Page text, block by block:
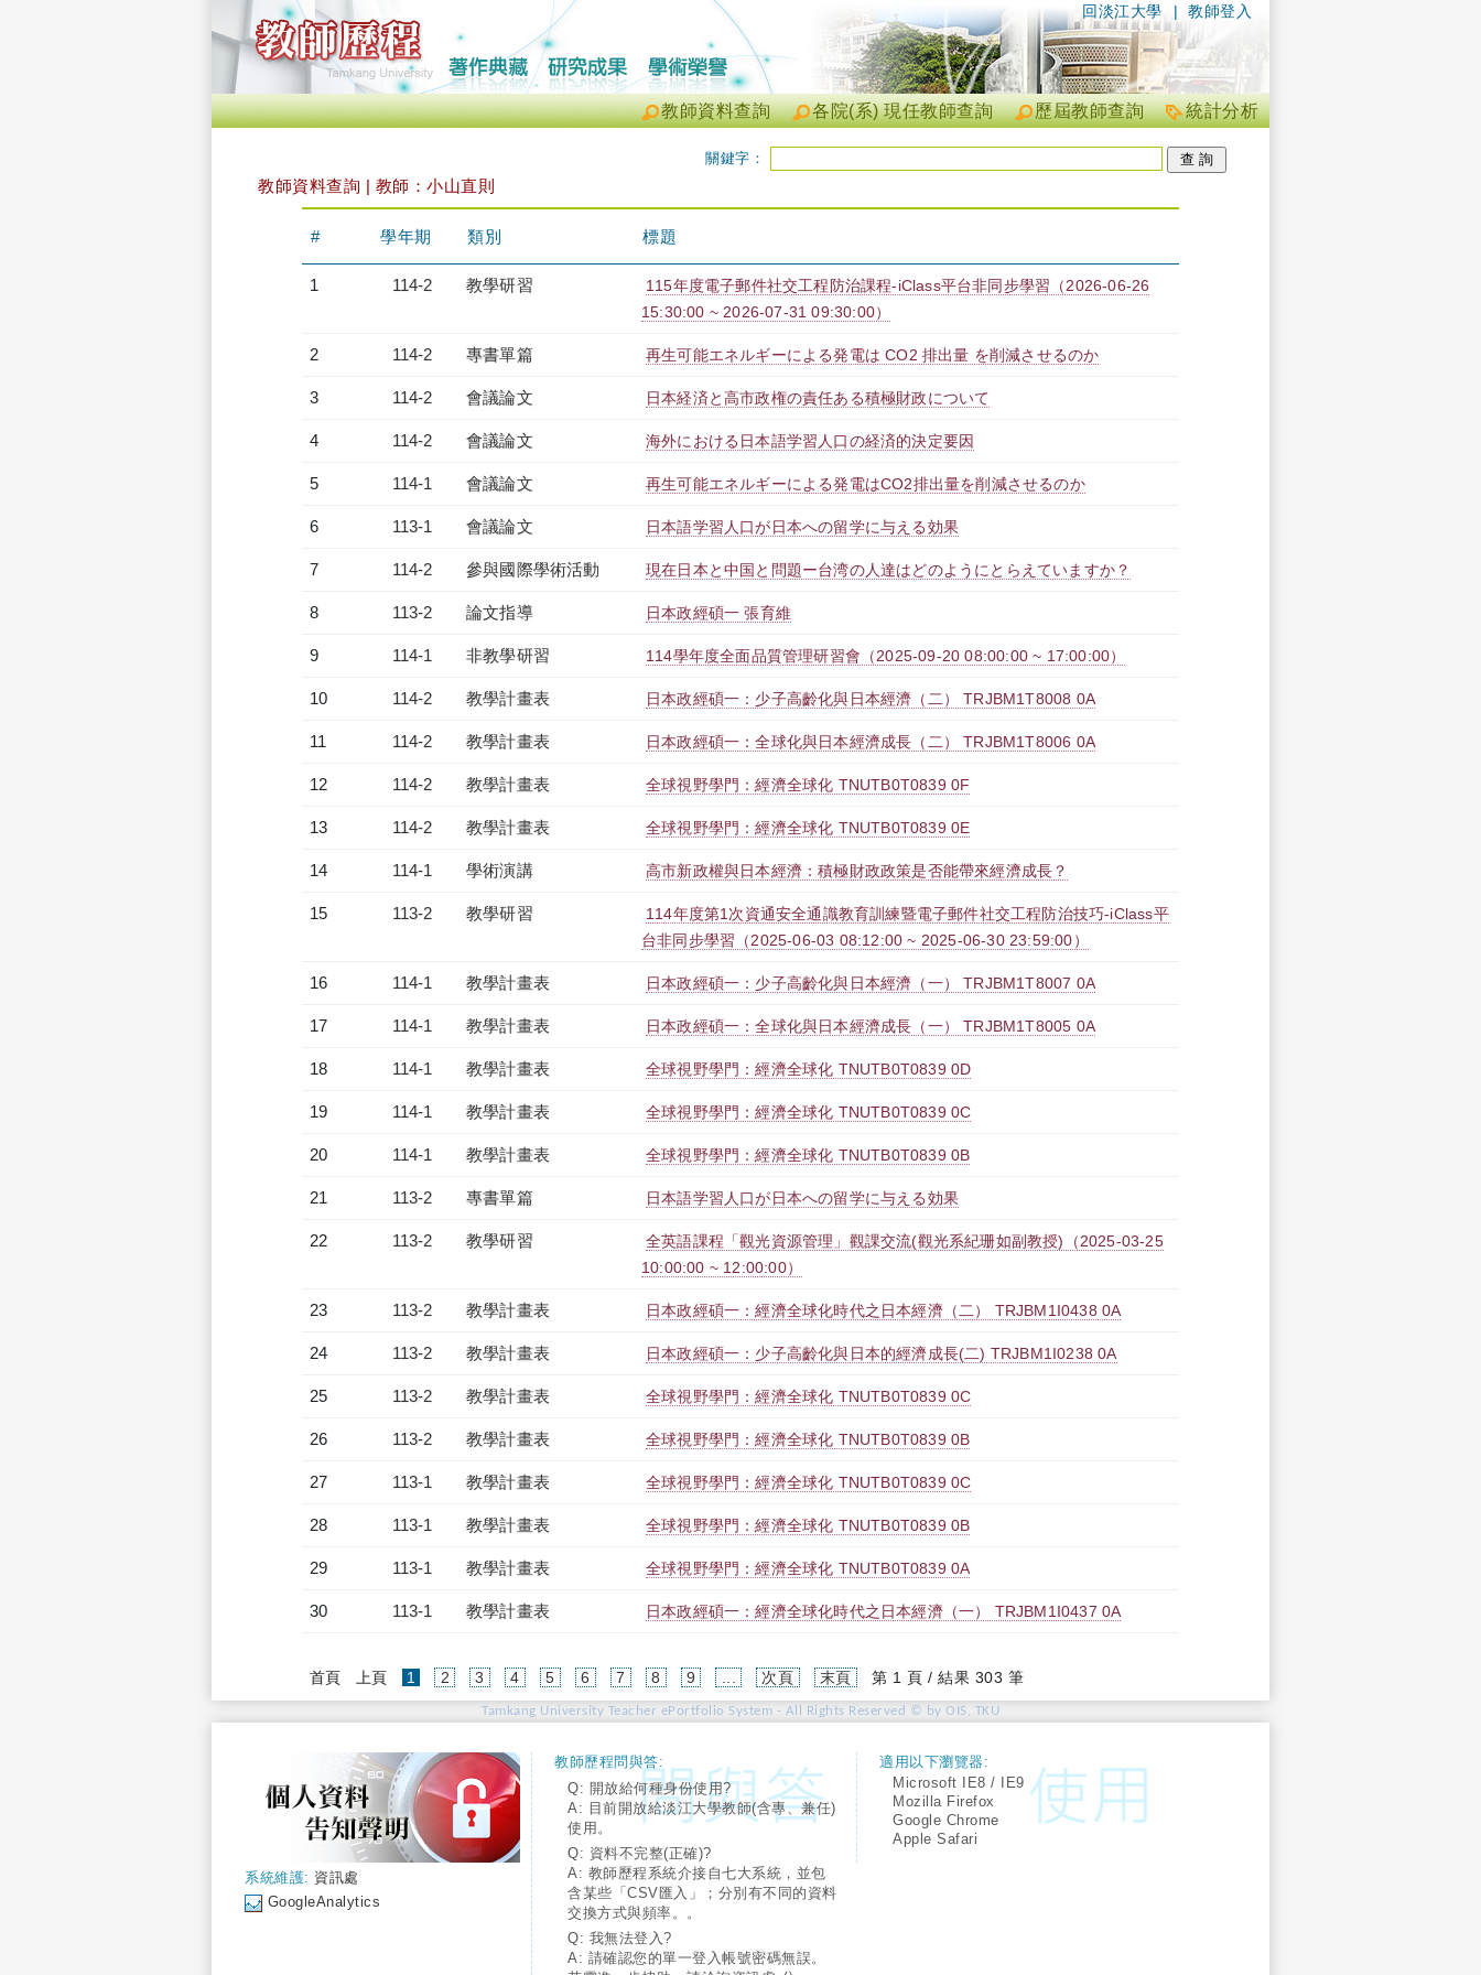
| 教師登入
回淡江大學
統計分析
歷屆教師查詢
各院(系) 現任教師查詢
教師資料查詢
關鍵字：
教師資料查詢 | 教師：小山直則
# 學年期 類別 標題
1 114-2 教學研習
115年度電子郵件社交工程防治課程-iClass平台非同步學習（2026-06-26
15:30:00 ~ 2026-07-31 09:30:00）
2 114-2 專書單篇 再生可能エネルギーによる発電は CO2 排出量 を削減させるのか
3 114-2 會議論文 日本経済と高市政権の責任ある積極財政について
4 114-2 會議論文 海外における日本語学習人口の経済的決定要因
5 114-1 會議論文 再生可能エネルギーによる発電はCO2排出量を削減させるのか
6 113-1 會議論文 日本語学習人口が日本への留学に与える効果
7 114-2 參與國際學術活動 現在日本と中国と問題ー台湾の人達はどのようにとらえていますか？
8 113-2 論文指導 日本政經碩一 張育維
9 114-1 非教學研習 114學年度全面品質管理研習會（2025-09-20 08:00:00 ~ 17:00:00）
10 114-2 教學計畫表 日本政經碩一：少子高齡化與日本經濟（二） TRJBM1T8008 0A
11 114-2 教學計畫表 日本政經碩一：全球化與日本經濟成長（二） TRJBM1T8006 0A
12 114-2 教學計畫表 全球視野學門：經濟全球化 TNUTB0T0839 0F
13 114-2 教學計畫表 全球視野學門：經濟全球化 TNUTB0T0839 0E
14 114-1 學術演講 高市新政權與日本經濟：積極財政政策是否能帶來經濟成長？
15 113-2 教學研習
114年度第1次資通安全通識教育訓練暨電子郵件社交工程防治技巧-iClass平
台非同步學習（2025-06-03 08:12:00 ~ 2025-06-30 23:59:00）
16 114-1 教學計畫表 日本政經碩一：少子高齡化與日本經濟（一） TRJBM1T8007 0A
17 114-1 教學計畫表 日本政經碩一：全球化與日本經濟成長（一） TRJBM1T8005 0A
18 114-1 教學計畫表 全球視野學門：經濟全球化 TNUTB0T0839 0D
19 114-1 教學計畫表 全球視野學門：經濟全球化 TNUTB0T0839 0C
20 114-1 教學計畫表 全球視野學門：經濟全球化 TNUTB0T0839 0B
21 113-2 專書單篇 日本語学習人口が日本への留学に与える効果
22 113-2 教學研習
全英語課程「觀光資源管理」觀課交流(觀光系紀珊如副教授)（2025-03-25
10:00:00 ~ 12:00:00）
23 113-2 教學計畫表 日本政經碩一：經濟全球化時代之日本經濟（二） TRJBM1I0438 0A
24 113-2 教學計畫表 日本政經碩一：少子高齡化與日本的經濟成長(二) TRJBM1I0238 0A
25 113-2 教學計畫表 全球視野學門：經濟全球化 TNUTB0T0839 0C
26 113-2 教學計畫表 全球視野學門：經濟全球化 TNUTB0T0839 0B
27 113-1 教學計畫表 全球視野學門：經濟全球化 TNUTB0T0839 0C
28 113-1 教學計畫表 全球視野學門：經濟全球化 TNUTB0T0839 0B
29 113-1 教學計畫表 全球視野學門：經濟全球化 TNUTB0T0839 0A
30 113-1 教學計畫表 日本政經碩一：經濟全球化時代之日本經濟（一） TRJBM1I0437 0A
首頁 上頁 1 (current)
2 3 4 5 6 7 8 9 次頁 末頁 第 1 頁 / 結果 303 筆
Tamkang University Teacher ePortfolio System - All Rights Reserved © by OIS, TKU
系統維護: 資訊處
GoogleAnalytics
教師歷程問與答:
Q: 開放給何種身份使用?
A: 目前開放給淡江大學教師(含專、兼任)
使用。
Q: 資料不完整(正確)?
A: 教師歷程系統介接自七大系統，並包
含某些「CSV匯入」；分別有不同的資料
交換方式與頻率。。
Q: 我無法登入?
A: 請確認您的單一登入帳號密碼無誤。
適用以下瀏覽器:
Microsoft IE8 / IE9
Mozilla Firefox
Google Chrome
Apple Safari